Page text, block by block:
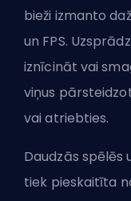
bieži izmanto
un FPS.
iznīcināt vai
viņus
vai atriebties.
Daudzās
tiek pieskaitīta